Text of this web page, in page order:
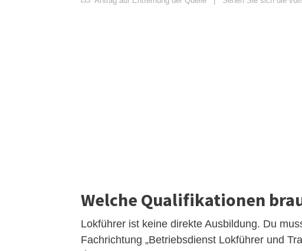
Welche Qualifikationen
Lokführer ist keine direkte Ausbildung. Du
Fachrichtung „Betriebsdienst Lokführer und